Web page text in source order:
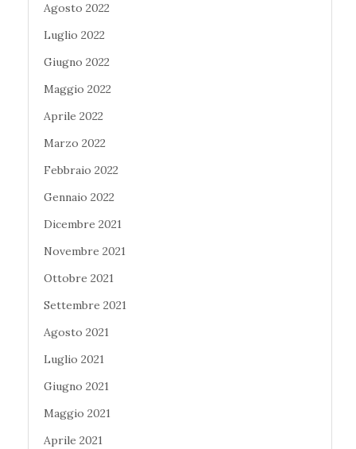
Agosto 2022
Luglio 2022
Giugno 2022
Maggio 2022
Aprile 2022
Marzo 2022
Febbraio 2022
Gennaio 2022
Dicembre 2021
Novembre 2021
Ottobre 2021
Settembre 2021
Agosto 2021
Luglio 2021
Giugno 2021
Maggio 2021
Aprile 2021